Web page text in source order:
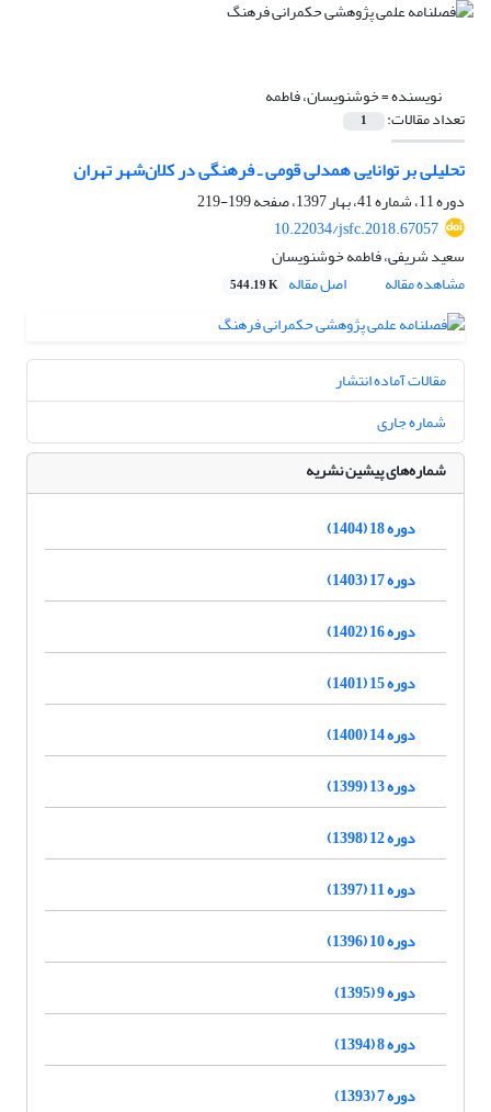
نویسنده =خوشنویسان، فاطمه
تعداد مقالات: 1
تحلیلی بر توانایی همدلی قومی ـ فرهنگی در کلان‌شهر تهران
دوره 11، شماره 41، بهار 1397، صفحه
199-219
10.22034/jsfc.2018.67057
سعید شریفی، فاطمه خوشنویسان
مشاهده مقاله
اصل مقاله 544.19 K
مقالات آماده انتشار
شماره جاری
شماره‌های پیشین نشریه
دوره 18 (1404)
دوره 17 (1403)
دوره 16 (1402)
دوره 15 (1401)
دوره 14 (1400)
دوره 13 (1399)
دوره 12 (1398)
دوره 11 (1397)
دوره 10 (1396)
دوره 9 (1395)
دوره 8 (1394)
دوره 7 (1393)